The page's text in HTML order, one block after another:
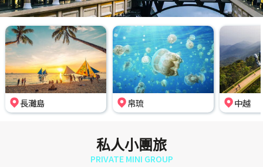
長灘島 帛琉 中越
私人小團旅
PRIVATE MINI GROUP